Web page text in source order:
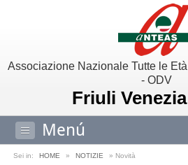
Associazione Nazionale Tutte le
- ODV
Friuli
Menú
Sei in: HOME » NOTIZIE » Novità